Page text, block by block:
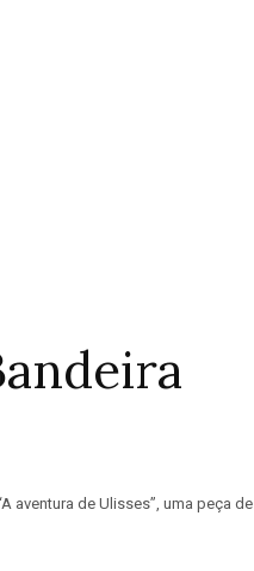
aventura de Ulisses”, uma peça de